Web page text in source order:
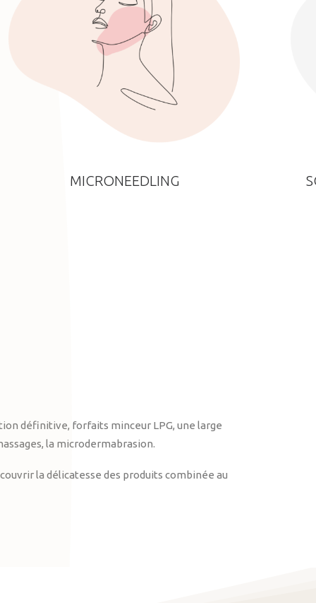
MICRONEEDLING
définitive, forfaits minceur LPG, une large
la microdermabrasion.
la délicatesse des produits combinée au